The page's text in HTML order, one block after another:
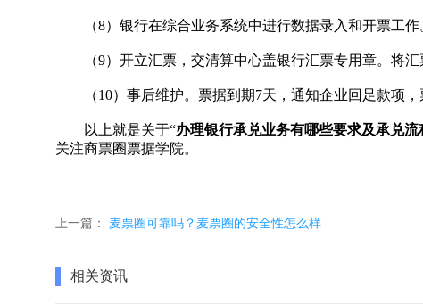
（8）银行在综合业务系统中进行数据录入和开票工作
（9）开立汇票，交清算中心盖银行汇票专用章。将汇
（10）事后维护。票据到期7天，通知企业回足款项，
以上就是关于“办理银行承兑业务有哪些要求及承兑流
关注商票圈票据学院。
上一篇： 麦票圈可靠吗？麦票圈的安全性怎么样
相关资讯